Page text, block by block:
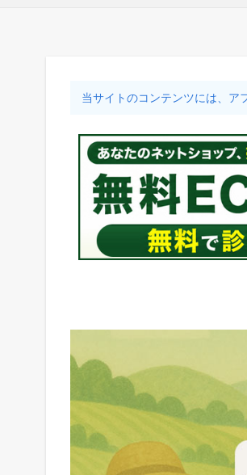
当サイトのコンテンツには、ア